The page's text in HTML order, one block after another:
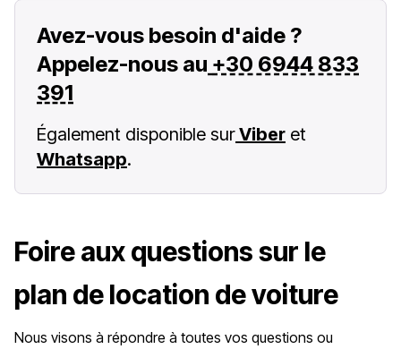
Avez-vous besoin d'aide ?
Appelez-nous au +30 6944 833
391
Également disponible surViber et
Whatsapp.
Foire aux questions sur le
plan de location de voiture
Nous visons à répondre à toutes vos questions ou